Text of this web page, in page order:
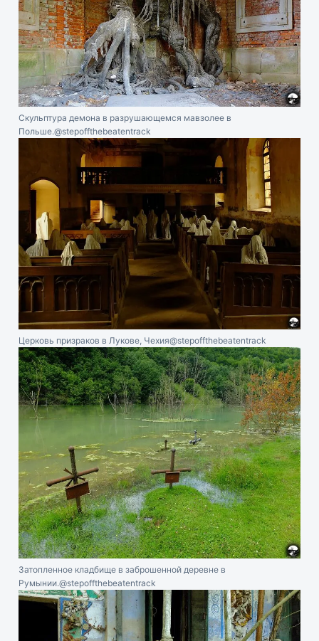
Скульптура демона в разрушающемся мавзолее в
Польше.@stepoffthebeatentrack
Церковь призраков в Луковe, Чехия@stepoffthebeatentrack
Затопленное кладбище в заброшенной деревне в
Румынии.@stepoffthebeatentrack